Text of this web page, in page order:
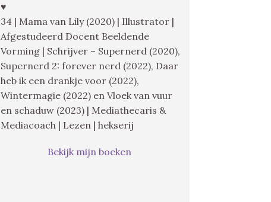
♥
34 | Mama van Lily (2020) | Illustrator |
Afgestudeerd Docent Beeldende
Vorming | Schrijver – Supernerd (2020),
Supernerd 2: forever nerd (2022), Daar
heb ik een drankje voor (2022),
Wintermagie (2022) en Vloek van vuur
en schaduw (2023) | Mediathecaris &
Mediacoach | Lezen | hekserij
Bekijk mijn boeken